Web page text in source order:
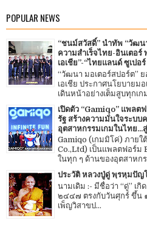
POPULAR NEWS
“ชนม์สวัสดิ์” นำทัพ “วัฒน
ความสำเร็จไทย-อินเตอร์
เอเชีย”-“ไทยแลนด์ ซูเปอ
“วัฒนา มอเตอร์สปอร์ต”
เอเชีย ประกาศนโยบายม
เดินหน้าอย่างเต็มสูบทุกเก
เปิดตัว “Gamiqo” แพลต
รัฐ สร้างความมั่นใจระบ
อุตสาหกรรมเกมในไทย...
Gamiqo (เกมมิโค่) ภาย
Co.,Ltd) เป็นแพลตฟอร์ม
ในทุก ๆ ด้านของอุตสาหก
ประวัติ หลวงปู่ดู่ พฺรหฺมปัญ
นามเดิม :- มีชื่อว่า “ดู่” เ
๒๔๔๗ ตรงกับวันศุกร์ ขึ้น
เพ็ญวิสาขป...